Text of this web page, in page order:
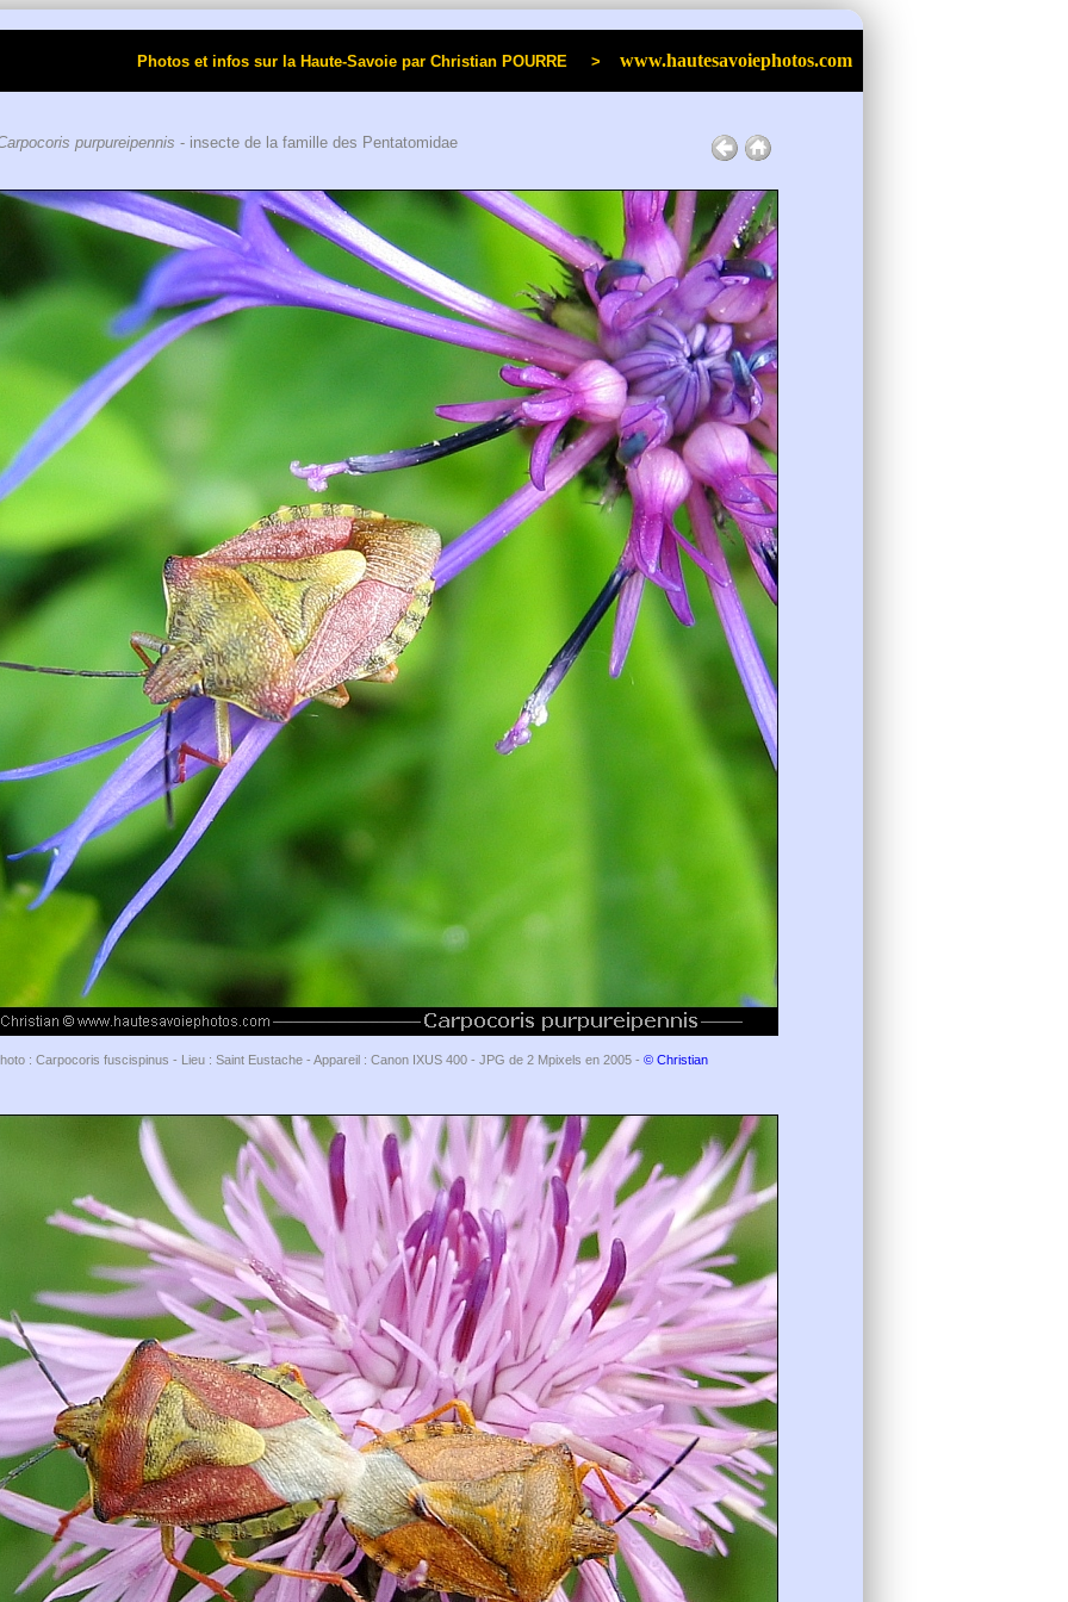
Photos et infos sur la Haute-Savoie par Christian POURRE > www.hautesavoiephotos.com
purpureipennis - insecte de la famille des Pentatomidae
: Carpocoris fuscispinus - Lieu : Saint Eustache - Appareil : Canon IXUS 400 - JPG de 2 Mpixels en 2005 - © Christian